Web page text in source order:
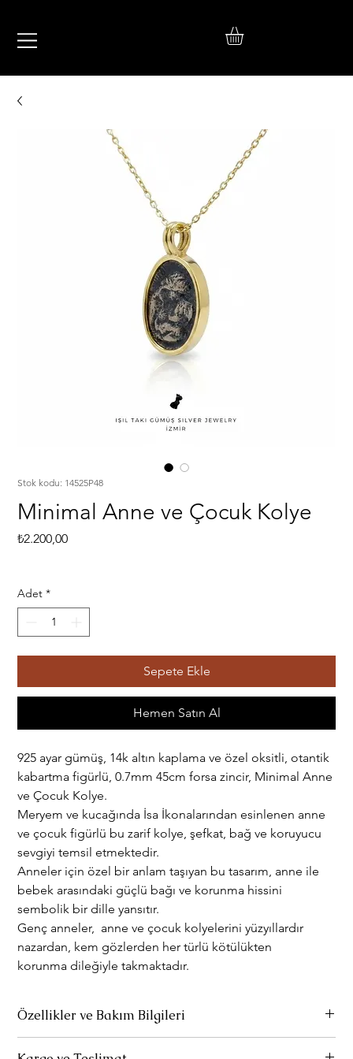
TAKI
Stok kodu: 14525P48
Minimal Anne ve Çocuk Kolye
₺2.200,00Fiyat
Adet *
Sepete Ekle
Hemen Satın Al
925 ayar gümüş, 14k altın kaplama ve özel oksitli, otantik
kabartma figürlü, 0.7mm 45cm forsa zincir, Minimal Anne
ve Çocuk Kolye.
Meryem ve kucağında İsa İkonalarından esinlenen anne
ve çocuk figürlü bu zarif kolye, şefkat, bağ ve koruyucu
sevgiyi temsil etmektedir.
Anneler için özel bir anlam taşıyan bu tasarım, anne ile
bebek arasındaki güçlü bağı ve korunma hissini
sembolik bir dille yansıtır.
Genç anneler, anne ve çocuk kolyelerini yüzyıllardır
nazardan, kem gözlerden her türlü kötülükten
korunma dileğiyle takmaktadır.
Özellikler ve Bakım Bilgileri